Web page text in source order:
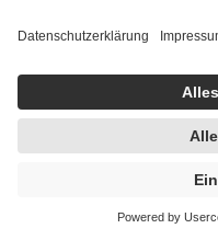
Einholung von Bewertungen.
getroffen, um
handelt. Mehr
https://help.etrusted.com/